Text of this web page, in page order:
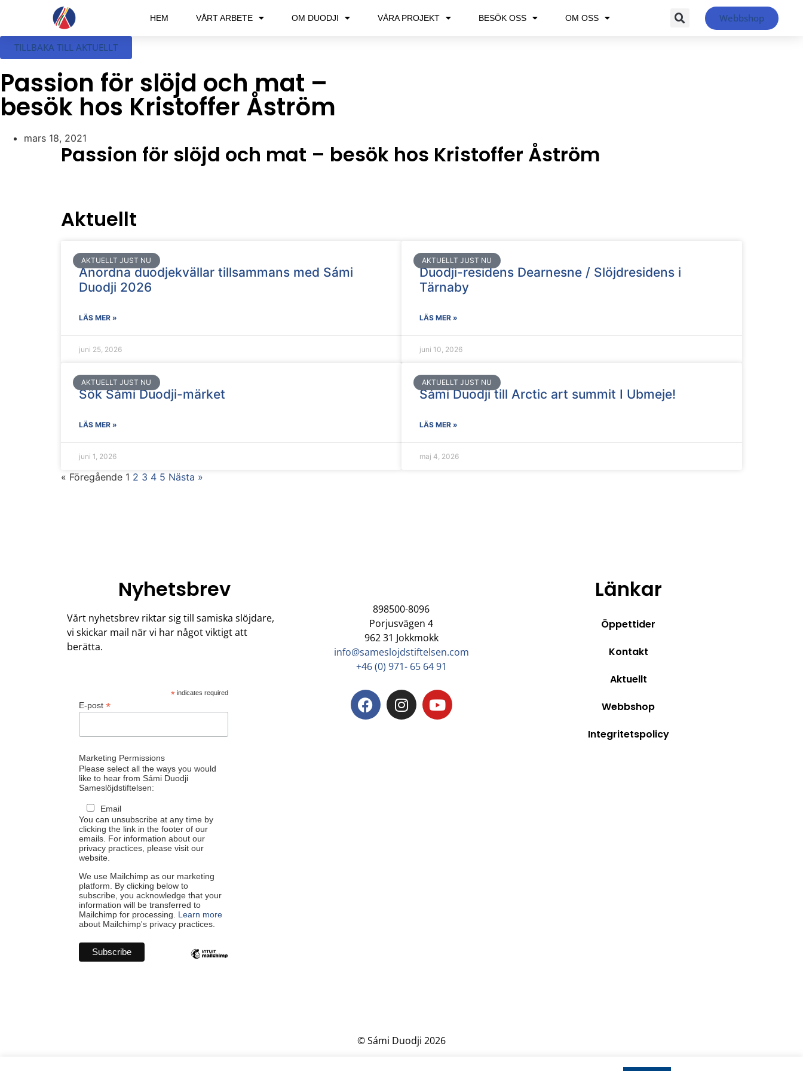
HEM VÅRT ARBETE OM DUODJI VÅRA PROJEKT BESÖK OSS OM OSS Webbshop
TILLBAKA TILL AKTUELLT
Passion för slöjd och mat –
besök hos Kristoffer Åström
mars 18, 2021
Passion för slöjd och mat – besök hos Kristoffer Åström
Aktuellt
AKTUELLT JUST NU
Anordna duodjekvällar tillsammans med Sámi
Duodji 2026
LÄS MER »
juni 25, 2026
AKTUELLT JUST NU
Duodji-residens Dearnesne / Slöjdresidens i
Tärnaby
LÄS MER »
juni 10, 2026
AKTUELLT JUST NU
Sök Sámi Duodji-märket
LÄS MER »
juni 1, 2026
AKTUELLT JUST NU
Sámi Duodji till Arctic art summit I Ubmeje!
LÄS MER »
maj 4, 2026
« Föregående 1 2 3 4 5 Nästa »
Nyhetsbrev
Vårt nyhetsbrev riktar sig till samiska slöjdare,
vi skickar mail när vi har något viktigt att
berätta.
*indicates required
E-post *
Marketing Permissions
Please select all the ways you would
like to hear from Sámi Duodji
Sameslöjdstiftelsen:
Email
You can unsubscribe at any time by
clicking the link in the footer of our
emails. For information about our
privacy practices, please visit our
website.
We use Mailchimp as our marketing
platform. By clicking below to
subscribe, you acknowledge that your
information will be transferred to
Mailchimp for processing. Learn more
about Mailchimp's privacy practices.
898500-8096
Porjusvägen 4
962 31 Jokkmokk
info@sameslojdstiftelsen.com
+46 (0) 971- 65 64 91
Länkar
Öppettider
Kontakt
Aktuellt
Webbshop
Integritetspolicy
© Sámi Duodji 2026